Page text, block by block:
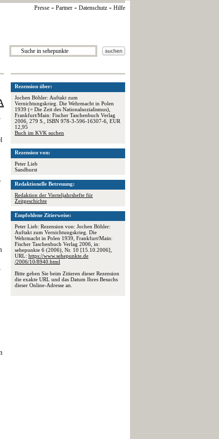
Presse - Partner - Datenschutz - Hilfe
Rezension über:
Jochen Böhler: Auftakt zum
Vernichtungskrieg. Die Wehrmacht in Polen
1939 (= Die Zeit des Nationalsozialismus),
Frankfurt/Main: Fischer Taschenbuch Verlag
2006, 279 S., ISBN 978-3-596-16307-6, EUR
12,95
Buch im KVK suchen
Rezension von:
Peter Lieb
Sandhurst
Redaktionelle Betreuung:
Redaktion der Vierteljahrshefte für
Zeitgeschichte
Empfohlene Zitierweise:
Peter Lieb: Rezension von: Jochen Böhler:
Auftakt zum Vernichtungskrieg. Die
Wehrmacht in Polen 1939, Frankfurt/Main:
Fischer Taschenbuch Verlag 2006, in:
sehepunkte 6 (2006), Nr. 10 [15.10.2006],
URL: https://www.sehepunkte.de
/2006/10/8940.html
Bitte geben Sie beim Zitieren dieser Rezension
die exakte URL und das Datum Ihres Besuchs
dieser Online-Adresse an.